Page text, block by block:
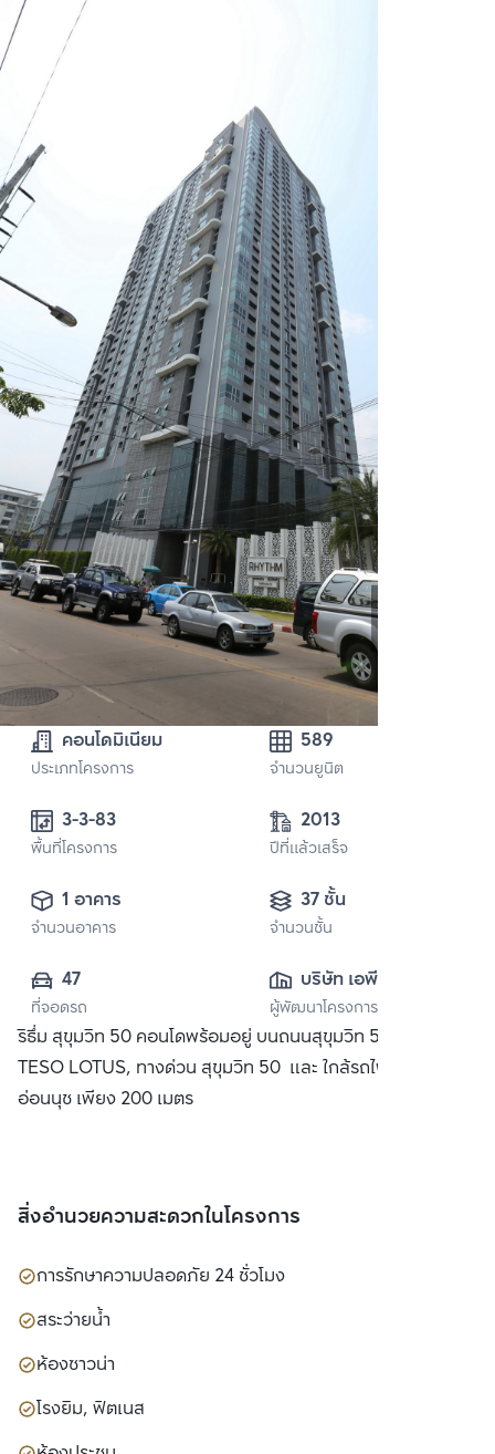
คอนโดมิเนียม
ประเภทโครงการ
589
จำนวนยูนิต
3-3-83
พื้นที่โครงการ
2013
ปีที่แล้วเสร็จ
1 อาคาร
จำนวนอาคาร
37 ชั้น
จำนวนชั้น
47
ที่จอดรถ
บริษัท เอพี (ไทย
แลนด์)
จำกัด(มหาชน)
ผู้พัฒนาโครงการ
ริธึ่ม สุขุมวิท 50 คอนโดพร้อมอยู่ บนถนนสุขุมวิท 50 ใกล้ห้าง
TESO LOTUS, ทางด่วน สุขุมวิท 50 และ ใกล้รถไฟฟ้า BTS
อ่อนนุช เพียง 200 เมตร
สิ่งอำนวยความสะดวกในโครงการ
การรักษาความปลอดภัย 24 ชั่วโมง
สระว่ายน้ำ
ห้องซาวน่า
โรงยิม, ฟิตเนส